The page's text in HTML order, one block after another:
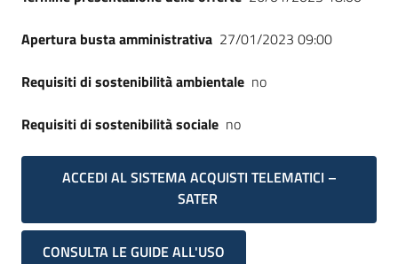
Apertura busta amministrativa 27/01/2023 09:00
Requisiti di sostenibilità ambientale no
Requisiti di sostenibilità sociale no
ACCEDI AL SISTEMA ACQUISTI TELEMATICI –
SATER
CONSULTA LE GUIDE ALL'USO